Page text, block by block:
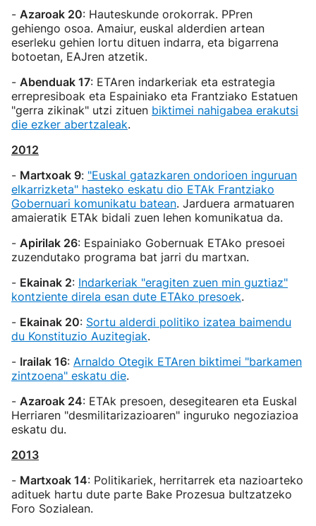
- Azaroak 20: Hauteskunde orokorrak. PPren
gehiengo osoa. Amaiur, euskal alderdien artean
eserleku gehien lortu dituen indarra, eta bigarrena
botoetan, EAJren atzetik.
- Abenduak 17: ETAren indarkeriak eta estrategia
errepresiboak eta Espainiako eta Frantziako Estatuen
"gerra zikinak" utzi zituen biktimei nahigabea erakutsi
die ezker abertzaleak.
2012
- Martxoak 9: "Euskal gatazkaren ondorioen inguruan
elkarrizketa" hasteko eskatu dio ETAk Frantziako
Gobernuari komunikatu batean. Jarduera armatuaren
amaieratik ETAk bidali zuen lehen komunikatua da.
- Apirilak 26: Espainiako Gobernuak ETAko presoei
zuzendutako programa bat jarri du martxan.
- Ekainak 2: Indarkeriak "eragiten zuen min guztiaz"
kontziente direla esan dute ETAko presoek.
- Ekainak 20: Sortu alderdi politiko izatea baimendu
du Konstituzio Auzitegiak.
- Irailak 16: Arnaldo Otegik ETAren biktimei "barkamen
zintzoena" eskatu die.
- Azaroak 24: ETAk presoen, desegitearen eta Euskal
Herriaren "desmilitarizazioaren" inguruko negoziazioa
eskatu du.
2013
- Martxoak 14: Politikariek, herritarrek eta nazioarteko
adituek hartu dute parte Bake Prozesua bultzatzeko
Foro Sozialean.